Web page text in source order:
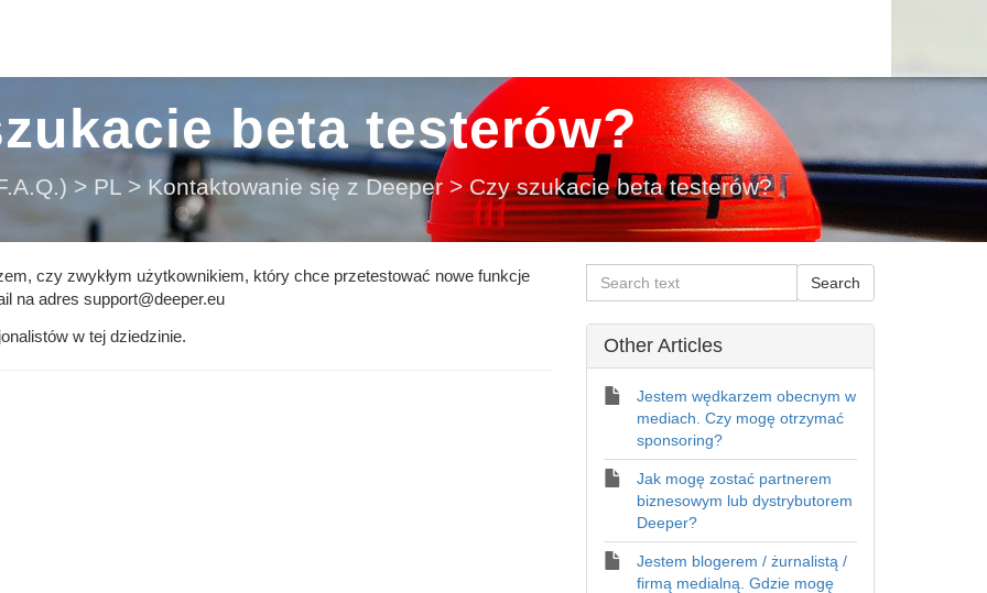
beta testerów?
> PL > Kontaktowanie się z Deeper > Czy szukacie beta testerów?
czy zwykłym użytkownikiem, który chce przetestować nowe funkcje
na adres support@deeper.eu
w tej dziedzinie.
Other Articles
Jestem wędkarzem obecnym w
mediach. Czy mogę otrzymać
sponsoring?
Jak mogę zostać partnerem
biznesowym lub dystrybutorem
Deeper?
Jestem blogerem / żurnalistą /
firmą medialną. Gdzie mogę